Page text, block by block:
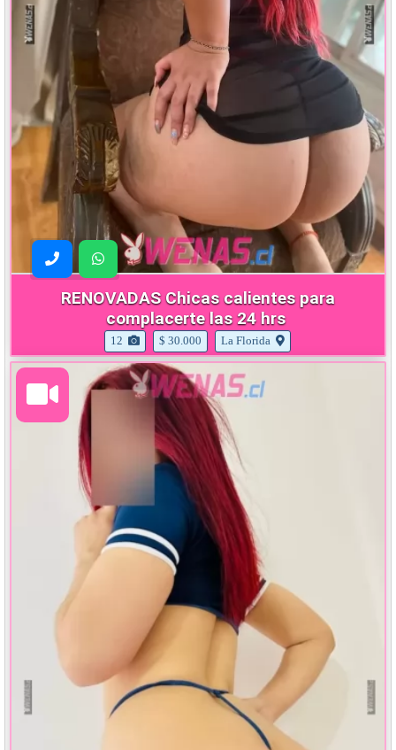
RENOVADAS Chicas calientes para
complacerte las 24 hrs
12 $ 30.000 La Florida